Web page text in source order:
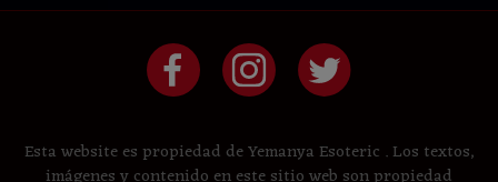
Esta website es propiedad de Yemanya Esoteric . Los textos,